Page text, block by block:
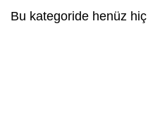
Bu kategoride henüz